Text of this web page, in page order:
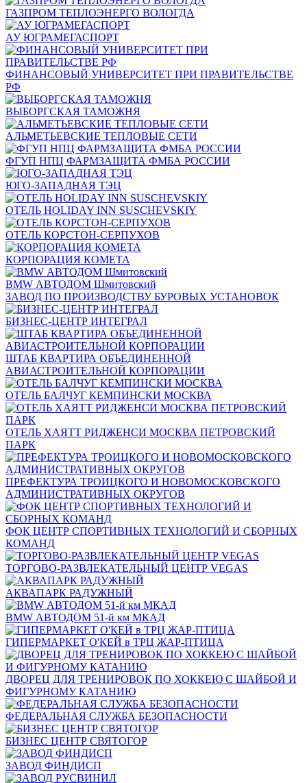
ГАЗПРОМ ТЕПЛОЭНЕРГО ВОЛОГДА
АУ ЮГРАМЕГАСПОРТ
ФИНАНСОВЫЙ УНИВЕРСИТЕТ ПРИ ПРАВИТЕЛЬСТВЕ
РФ
ВЫБОРГСКАЯ ТАМОЖНЯ
АЛЬМЕТЬЕВСКИЕ ТЕПЛОВЫЕ СЕТИ
ФГУП НПЦ ФАРМЗАЩИТА ФМБА РОССИИ
ЮГО-ЗАПАДНАЯ ТЭЦ
ОТЕЛЬ HOLIDAY INN SUSCHEVSKIY
ОТЕЛЬ КОРСТОН-СЕРПУХОВ
КОРПОРАЦИЯ КОМЕТА
BMW АВТОДОМ Шмитовский
ЗАВОД ПО ПРОИЗВОДСТВУ БУРОВЫХ УСТАНОВОК
БИЗНЕС-ЦЕНТР ИНТЕГРАЛ
ШТАБ КВАРТИРА ОБЪЕДИНЕННОЙ
АВИАСТРОИТЕЛЬНОЙ КОРПОРАЦИИ
ОТЕЛЬ БАЛЧУГ КЕМПИНСКИ МОСКВА
ОТЕЛЬ ХАЯТТ РИДЖЕНСИ МОСКВА ПЕТРОВСКИЙ
ПАРК
ПРЕФЕКТУРА ТРОИЦКОГО И НОВОМОСКОВСКОГО
АДМИНИСТРАТИВНЫХ ОКРУГОВ
ФОК ЦЕНТР СПОРТИВНЫХ ТЕХНОЛОГИЙ И СБОРНЫХ
КОМАНД
ТОРГОВО-РАЗВЛЕКАТЕЛЬНЫЙ ЦЕНТР VEGAS
АКВАПАРК РАДУЖНЫЙ
BMW АВТОДОМ 51-й км МКАД
ГИПЕРМАРКЕТ О'КЕЙ в ТРЦ ЖАР-ПТИЦА
ДВОРЕЦ ДЛЯ ТРЕНИРОВОК ПО ХОККЕЮ С ШАЙБОЙ И
ФИГУРНОМУ КАТАНИЮ
ФЕДЕРАЛЬНАЯ СЛУЖБА БЕЗОПАСНОСТИ
БИЗНЕС ЦЕНТР СВЯТОГОР
ЗАВОД ФИНДИСП